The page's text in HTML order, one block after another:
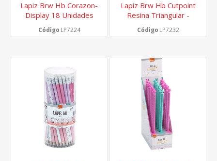
Lapiz Brw Hb Corazon-
Display 18 Unidades
Código LP7224
Lapiz Brw Hb Cutpoint
Resina Triangular -
Display 18 Unidades
Código LP7232